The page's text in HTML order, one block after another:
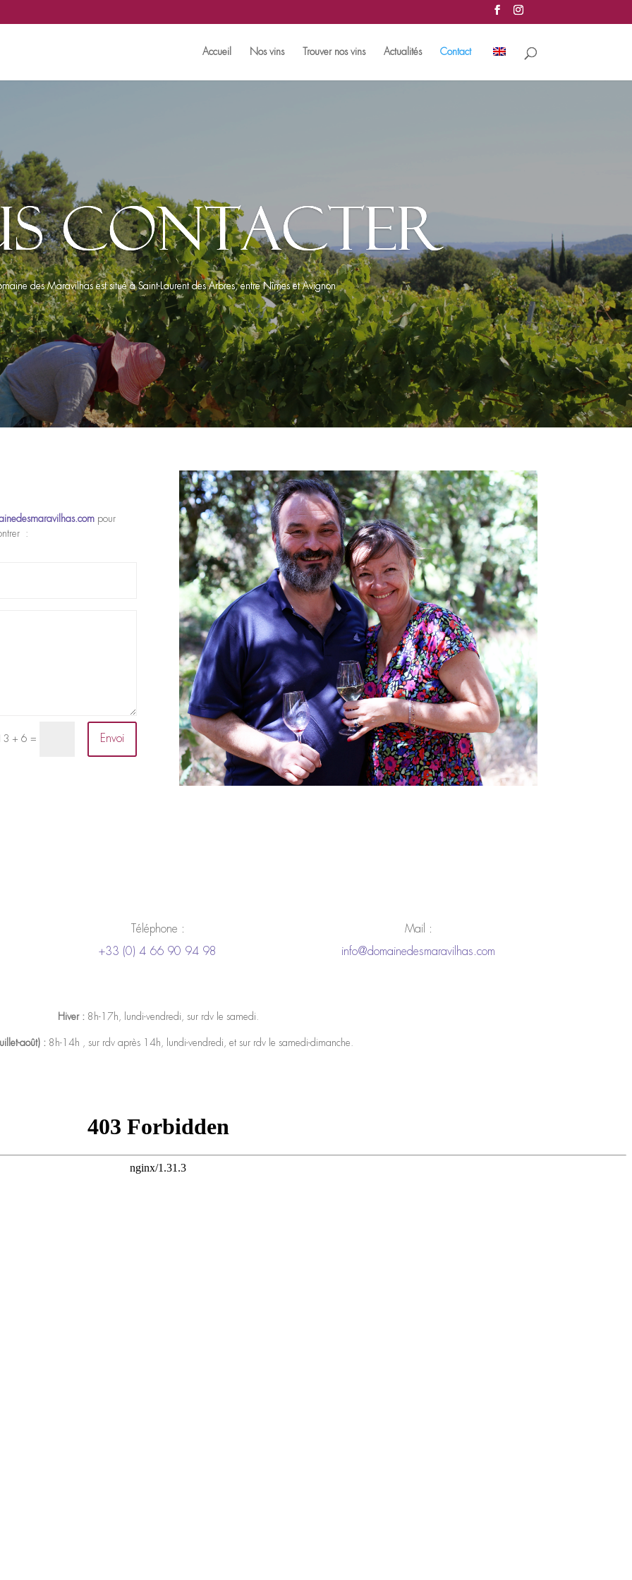
Accueil Nos vins Trouver nos vins Actualités Contact
contacter
des Maravilhas est situé à Saint-Laurent des Arbres, entre Nîmes et Avignon
pour
:
13 + 6 = Envoi
Téléphone :
+33 (0) 4 66 90 94 98
Mail :
info@domainedesmaravilhas.com
Hiver :8h-17h, lundi-vendredi, sur rdv le samedi.
août) :8h-14h , sur rdv après 14h, lundi-vendredi, et sur rdv le samedi-dimanche.